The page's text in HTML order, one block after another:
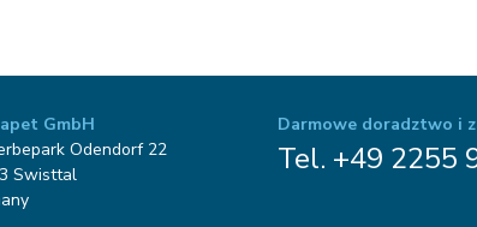
GmbH
Odendorf 22
Swisttal
Darmowe doradztwo i
Tel. +49 2255